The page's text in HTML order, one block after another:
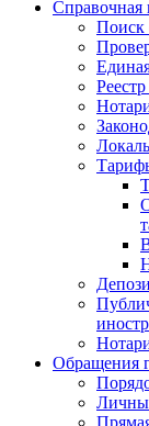
Поиск
Обращения